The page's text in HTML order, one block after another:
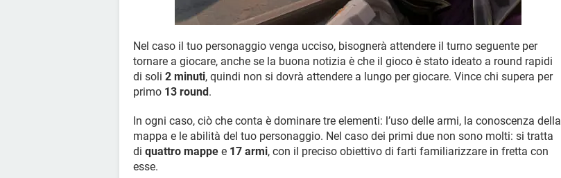
Nel caso il tuo personaggio venga ucciso, bisognerà attendere il turno seguente per
tornare a giocare, anche se la buona notizia è che il gioco è stato ideato a round rapidi
di soli 2 minuti, quindi non si dovrà attendere a lungo per giocare. Vince chi supera per
primo 13 round.
In ogni caso, ciò che conta è dominare tre elementi: l’uso delle armi, la conoscenza della
mappa e le abilità del tuo personaggio. Nel caso dei primi due non sono molti: si tratta
di quattro mappe e 17 armi, con il preciso obiettivo di farti familiarizzare in fretta con
esse.